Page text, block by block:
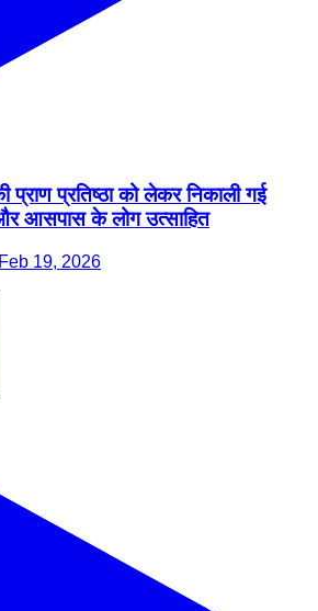
प्राण प्रतिष्ठा को लेकर निकाली गई
आसपास के लोग उत्साहित
19, 2026